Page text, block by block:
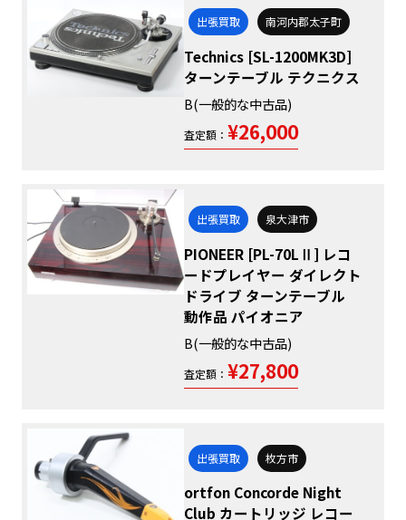
出張買取 南河内郡太子町
Technics [SL-1200MK3D]
ターンテーブル テクニクス
B(一般的な中古品)
査定額： ¥26,000
出張買取 泉大津市
PIONEER [PL-70LⅡ] レコ
ードプレイヤー ダイレクト
ドライブ ターンテーブル
動作品 パイオニア
B(一般的な中古品)
査定額： ¥27,800
出張買取 枚方市
ortfon Concorde Night
Club カートリッジ レコー